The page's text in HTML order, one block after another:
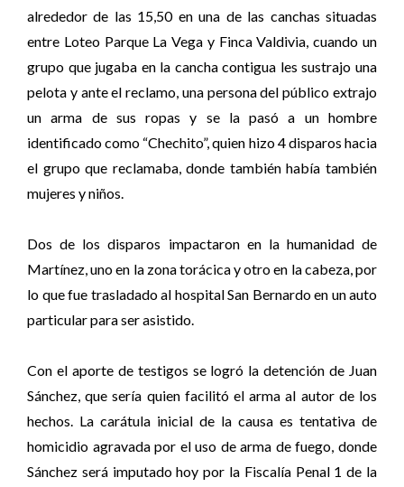
alrededor de las 15,50 en una de las canchas situadas
entre Loteo Parque La Vega y Finca Valdivia, cuando un
grupo que jugaba en la cancha contigua les sustrajo una
pelota y ante el reclamo, una persona del público extrajo
un arma de sus ropas y se la pasó a un hombre
identificado como “Chechito”, quien hizo 4 disparos hacia
el grupo que reclamaba, donde también había también
mujeres y niños.
Dos de los disparos impactaron en la humanidad de
Martínez, uno en la zona torácica y otro en la cabeza, por
lo que fue trasladado al hospital San Bernardo en un auto
particular para ser asistido.
Con el aporte de testigos se logró la detención de Juan
Sánchez, que sería quien facilitó el arma al autor de los
hechos. La carátula inicial de la causa es tentativa de
homicidio agravada por el uso de arma de fuego, donde
Sánchez será imputado hoy por la Fiscalía Penal 1 de la